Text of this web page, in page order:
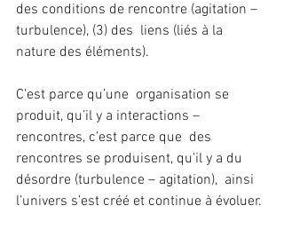
des conditions de rencontre (agitation –
turbulence), (3) des  liens (liés à la
nature des éléments).
C’est parce qu’une  organisation se
produit, qu’il y a interactions –
rencontres, c’est parce que  des
rencontres se produisent, qu’il y a du
désordre (turbulence – agitation),  ainsi
l’univers s’est créé et continue à évoluer.